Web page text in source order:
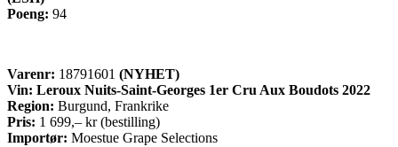
Poeng: 94
Varenr: 18791601 (NYHET)
Vin: Leroux Nuits-Saint-Georges 1er Cru Aux Boudots 2022
Region: Burgund, Frankrike
Pris: 1 699,– kr (bestilling)
Importør: Moestue Grape Selections